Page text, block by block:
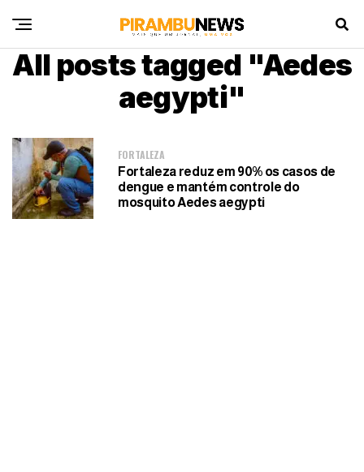
All posts tagged "Aedes
aegypti"
FORTALEZA
Fortaleza reduz em 90% os casos de
dengue e mantém controle do
mosquito Aedes aegypti